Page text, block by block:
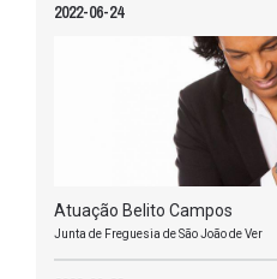
2022-06-24
Atuação Belito Campos
Junta de Freguesia de São João de Ver